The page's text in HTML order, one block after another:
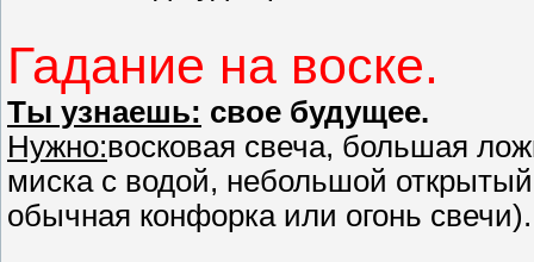
Гадание на воске.
Ты узнаешь: свое будущее.
Нужно:восковая свеча, большая
миска с водой, небольшой
обычная конфорка или огонь свечи).